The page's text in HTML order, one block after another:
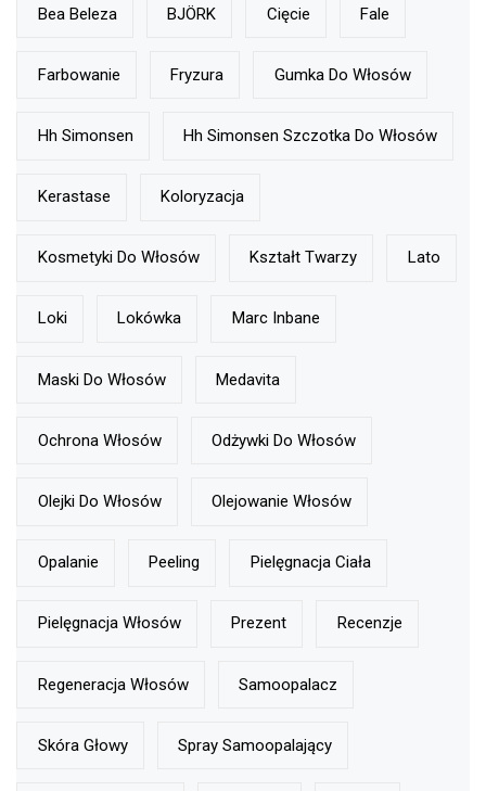
Bea Beleza BJÖRK Cięcie Fale
Farbowanie Fryzura Gumka Do Włosów
Hh Simonsen Hh Simonsen Szczotka Do Włosów
Kerastase Koloryzacja
Kosmetyki Do Włosów Kształt Twarzy Lato
Loki Lokówka Marc Inbane
Maski Do Włosów Medavita
Ochrona Włosów Odżywki Do Włosów
Olejki Do Włosów Olejowanie Włosów
Opalanie Peeling Pielęgnacja Ciała
Pielęgnacja Włosów Prezent Recenzje
Regeneracja Włosów Samoopalacz
Skóra Głowy Spray Samoopalający